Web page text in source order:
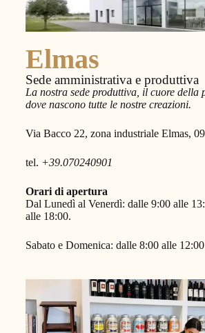
Elmas
Sede amministrativa e produttiva
La nostra sede produttiva, il cuore della
dove nascono tutte le nostre creazioni.
Via Bacco 22, zona industriale Elmas,
tel. +39.070240901
Orari di apertura
Dal Lunedì al Venerdì: dalle 9:00 alle
alle 18:00.
Sabato e Domenica: dalle 8:00 alle 12:00